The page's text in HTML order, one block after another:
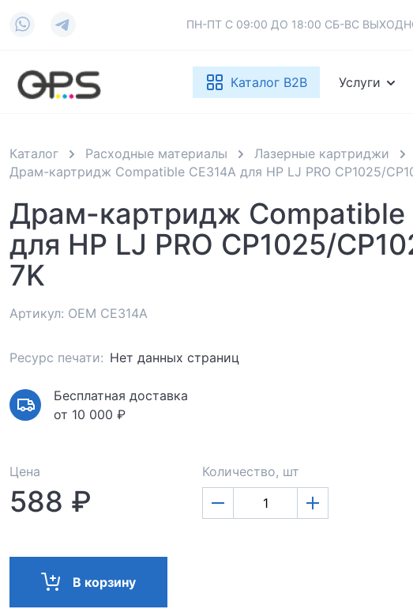
ПН-ПТ С 09:00 ДО 18:00 СБ-ВС
Каталог B2B Услуги
Каталог Расходные материалы Лазерные картриджи
Драм-картридж Compatible CE314A для HP LJ PRO CP1025/
Драм-картридж Compatible
для HP LJ PRO CP1025/
7K
Артикул: OEM CE314A
Ресурс печати: Нет данных страниц
Бесплатная доставка
от 10 000 ₽
Цена
588 ₽
Количество, шт
В корзину